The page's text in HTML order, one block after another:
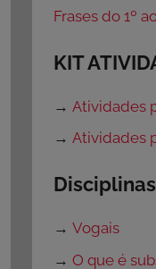
Frases do 1º
KIT
→Atividades
→Atividades
→Vogais
→O que é